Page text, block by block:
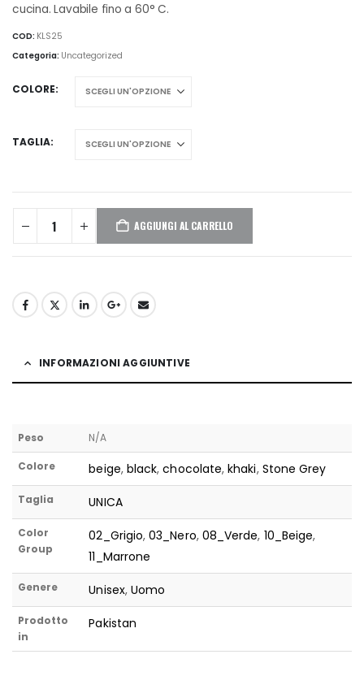
cucina. Lavabile fino a 60° C.
COD: KLS25
Categoria: Uncategorized
COLORE
TAGLIA
AGGIUNGI AL CARRELLO
INFORMAZIONI AGGIUNTIVE
Peso N/A
Colore beige, black,chocolate,khaki, Stone Grey
Taglia UNICA
Color
Group
02_Grigio,03_Nero, 08_Verde, 10_Beige,
11_Marrone
Genere Unisex, Uomo
Prodotto
in
Pakistan